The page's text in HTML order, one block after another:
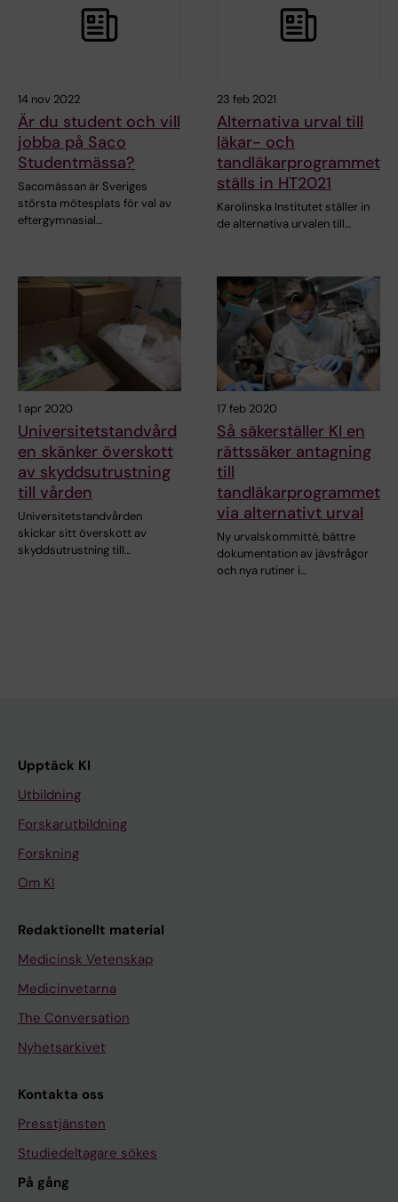
14 nov 2022
Är du student och vill
jobba på Saco
Studentmässa?
Sacomässan är Sveriges
största mötesplats för val av
eftergymnasial…
23 feb 2021
Alternativa urval till
läkar- och
tandläkarprogrammet
ställs in HT2021
Karolinska Institutet ställer in
de alternativa urvalen till…
1 apr 2020
Universitetstandvård
en skänker överskott
av skyddsutrustning
till vården
Universitetstandvården
skickar sitt överskott av
skyddsutrustning till…
17 feb 2020
Så säkerställer KI en
rättssäker antagning
till
tandläkarprogrammet
via alternativt urval
Ny urvalskommitté, bättre
dokumentation av jävsfrågor
och nya rutiner i…
Upptäck KI
Utbildning
Forskarutbildning
Forskning
Om KI
Redaktionellt material
Medicinsk Vetenskap
Medicinvetarna
The Conversation
Nyhetsarkivet
Kontakta oss
Presstjänsten
Studiedeltagare sökes
På gång